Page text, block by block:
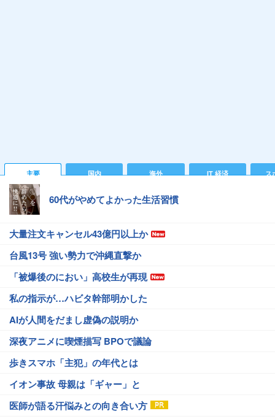
主要 国内 海外 IT 経済 ス
60代がやめてよかった生活習慣
大量注文キャンセル43億円以上か
台風13号 強い勢力で沖縄直撃か
「被爆後のにおい」高校生が再現
私の指示が…ハビタ幹部明かした
AIが人間をだまし虚偽の説明か
深夜アニメに喫煙描写 BPOで議論
歩きスマホ「主犯」の年代とは
イオン事故 母親は「ギャー」と
医師が語る汗悩みとの向き合い方